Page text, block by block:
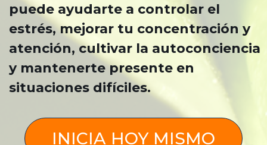
puede ayudarte a controlar el
estrés, mejorar tu concentración y
atención, cultivar la autoconciencia
y mantenerte presente en
situaciones difíciles.
INICIA HOY MISMO